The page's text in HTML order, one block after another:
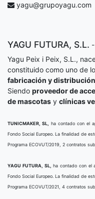
yagu@grupoyagu.com
YAGU FUTURA, S.L. -
Yagu Peix i Peix, S.L.,
constituido como uno de
fabricación y
Siendo proveedor de
de mascotas y clínicas
TUNICMAKER, SL,
ha contado con el
Fondo Social Europeo. La finalidad de
Programa ECOVUT/2019, 2 contratos
YAGU FUTURA, SL,
ha contado con el
Fondo Social Europeo. La finalidad de
Programa ECOVUT/2021, 4 contratos